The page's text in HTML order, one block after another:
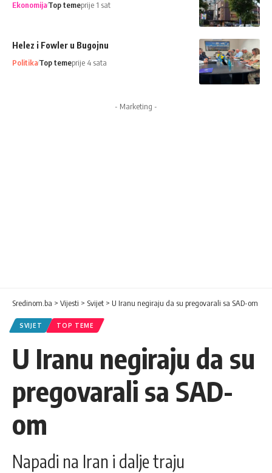
EkonomijaTop temeprije 1 sat
Helez i Fowler u Bugojnu
PolitikaTop temeprije 4 sata
- Marketing -
Sredinom.ba > Vijesti > Svijet > U Iranu negiraju da su pregovarali sa SAD-om
SVIJET TOP TEME
U Iranu negiraju da su
pregovarali sa SAD-
om
Napadi na Iran i dalje traju